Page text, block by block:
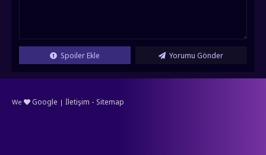
Spoiler Ekle Yorumu Gönder
We Google | İletişim - Sitemap